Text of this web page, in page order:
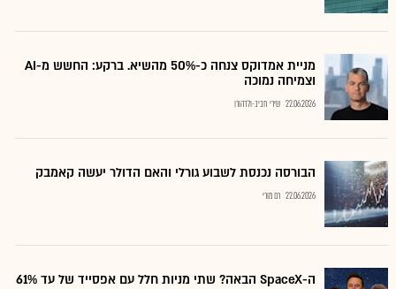
מניית אמדוקס צנחה כ-50% מהשיא. ברקע: החשש מ-AI
וצמיחה נמוכה
22.06.2026 שירי חביב-ולדהורן
הבורסה נכנסת לשבוע גורלי והאם הדולר יעשה קאמבק
22.06.2026 רם מורי
ה-SpaceX הבאה? שתי מניות חלל עם אפסייד של עד 61%